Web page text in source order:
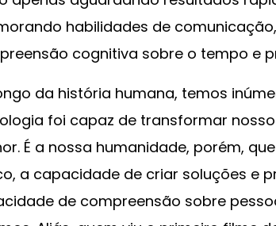
habilidades de
cognitiva sobre o tempo e
da história humana, temos
foi capaz de transformar
É a nossa humanidade, porém,
a capacidade de criar soluções e
de compreensão sobre